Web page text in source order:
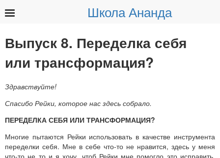
Школа Ананда
Выпуск 8. Переделка себя
или трансформация?
Здравствуйте!
Спасибо Рейки, которое нас здесь собрало.
ПЕРЕДЕЛКА СЕБЯ ИЛИ ТРАНСФОРМАЦИЯ?
Многие пытаются Рейки использовать в качестве инструмента
переделки себя. Мне в себе что-то не нравится, здесь у меня
что-то не то и я хочу, чтоб Рейки мне помогло это исправить.